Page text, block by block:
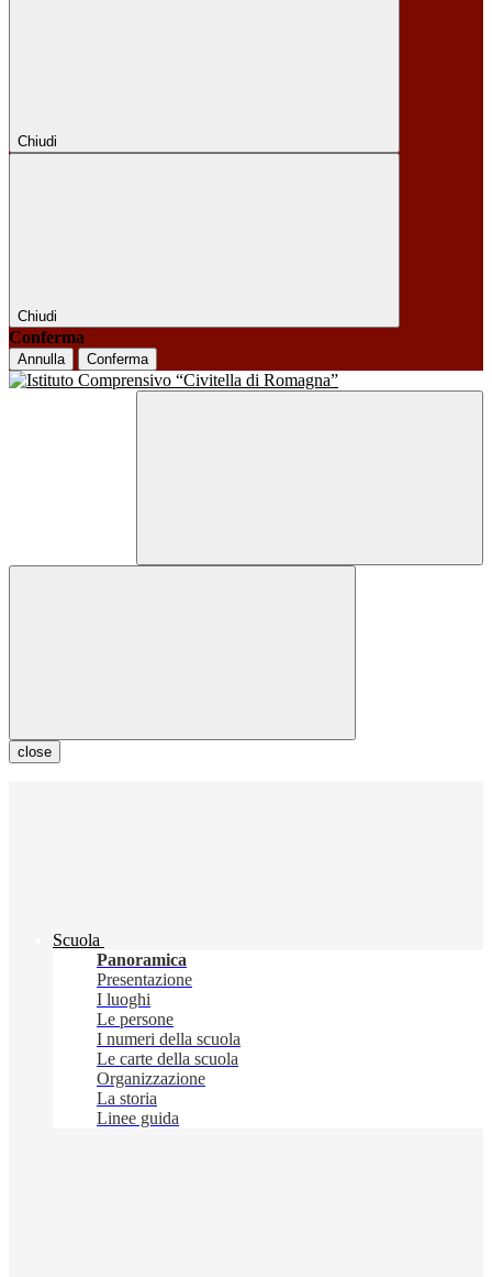
Chiudi
Chiudi
Conferma
Annulla Conferma
close
Scuola
Panoramica
Presentazione
I luoghi
Le persone
I numeri della scuola
Le carte della scuola
Organizzazione
La storia
Linee guida